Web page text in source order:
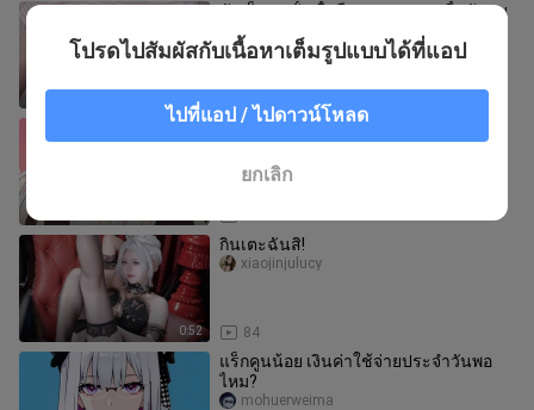
ตัวเล็ก ผมสั้น อื้อหือ ผมชอบแบบนี้ครับบบ
ด่อนด่อน
【บลูแอมบลายม์】…? (ผู้เขียน: ยูทูป
@qpqpqpqpqp2)
Shashouao
0:52
กินเตะฉันสิ!
84
xiaojinjulucy
แร็กคูนน้อย เงินค่าใช้จ่ายประจำวันพอ
ไหม?
mohuerweima
โปรดไปสัมผัสกับเนื้อหาเต็มรูปแบบได้ที่แอป
ไปที่แอป / ไปดาวน์โหลด
ยกเลิก